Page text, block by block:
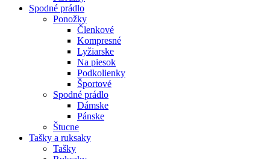
Spodné prádlo
Ponožky
Členkové
Kompresné
Lyžiarske
Na piesok
Podkolienky
Športové
Spodné prádlo
Dámske
Pánske
Štucne
Tašky a ruksaky
Tašky